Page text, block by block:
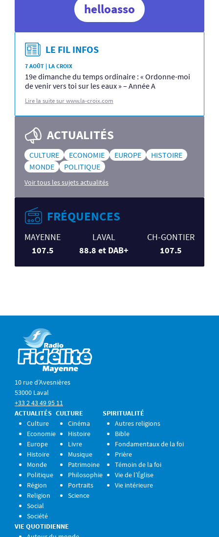
helloasso
LE FIL INFOS
7 AOÛT | LA CROIX
19e dimanche du temps ordinaire : « Ordonne-moi
de venir vers toi sur les eaux » – Année A
Lire la suite sur www.la-croix.com
ACTUALITÉS
CULTURE ECONOMIE EUROPE
HISTOIRE
MONDE
POLITIQUE
Voir tous les sujets actualités
FRÉQUENCES
MAYENNE
107.5
LAVAL
88.8 et DAB+
CH-GONTIER
107.5
10 rue d’Avesnières
53000 Laval
+33 2 43 49 95 11
ACTUALITÉS
Culture
Economie
Europe
Histoire
Monde
Politique
Région
Religion
Social
Société
CULTURE
Cinéma
Histoire
Livre
Musique
Patrimoine
Philosophie
Portraits
Science
SPIRITUALITÉ
Autres religions
Bible
Fondamentaux de la foi
Prière
Témoin de la foi
Vie de l’Église
Vie intérieure
VIE QUOTIDIENNE